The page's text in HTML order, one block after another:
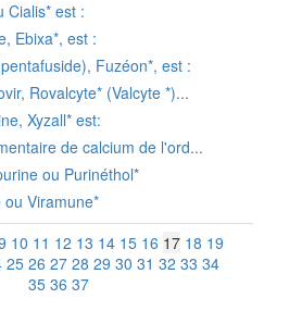
Cialis* est :
Ebixa*, est :
Fuzéon*, est :
Rovalcyte* (Valcyte *)...
Xyzall* est:
de calcium de l'ord...
ou Purinéthol*
Viramune*
10 11 12 13 14 15 16 17 18 19
25 26 27 28 29 30 31 32 33 34
35 36 37